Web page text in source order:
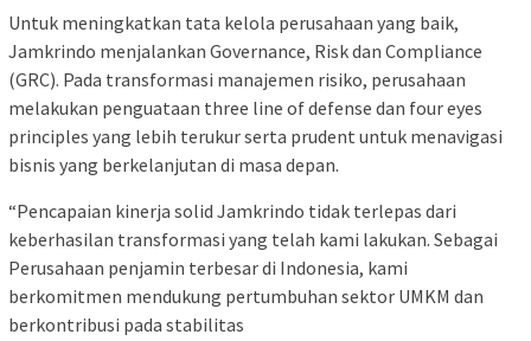
Untuk meningkatkan tata kelola perusahaan yang baik,
Jamkrindo menjalankan Governance, Risk dan Compliance
(GRC). Pada transformasi manajemen risiko, perusahaan
melakukan penguataan three line of defense dan four eyes
principles yang lebih terukur serta prudent untuk menavigasi
bisnis yang berkelanjutan di masa depan.
“Pencapaian kinerja solid Jamkrindo tidak terlepas dari
keberhasilan transformasi yang telah kami lakukan. Sebagai
Perusahaan penjamin terbesar di Indonesia, kami
berkomitmen mendukung pertumbuhan sektor UMKM dan
berkontribusi pada stabilitas